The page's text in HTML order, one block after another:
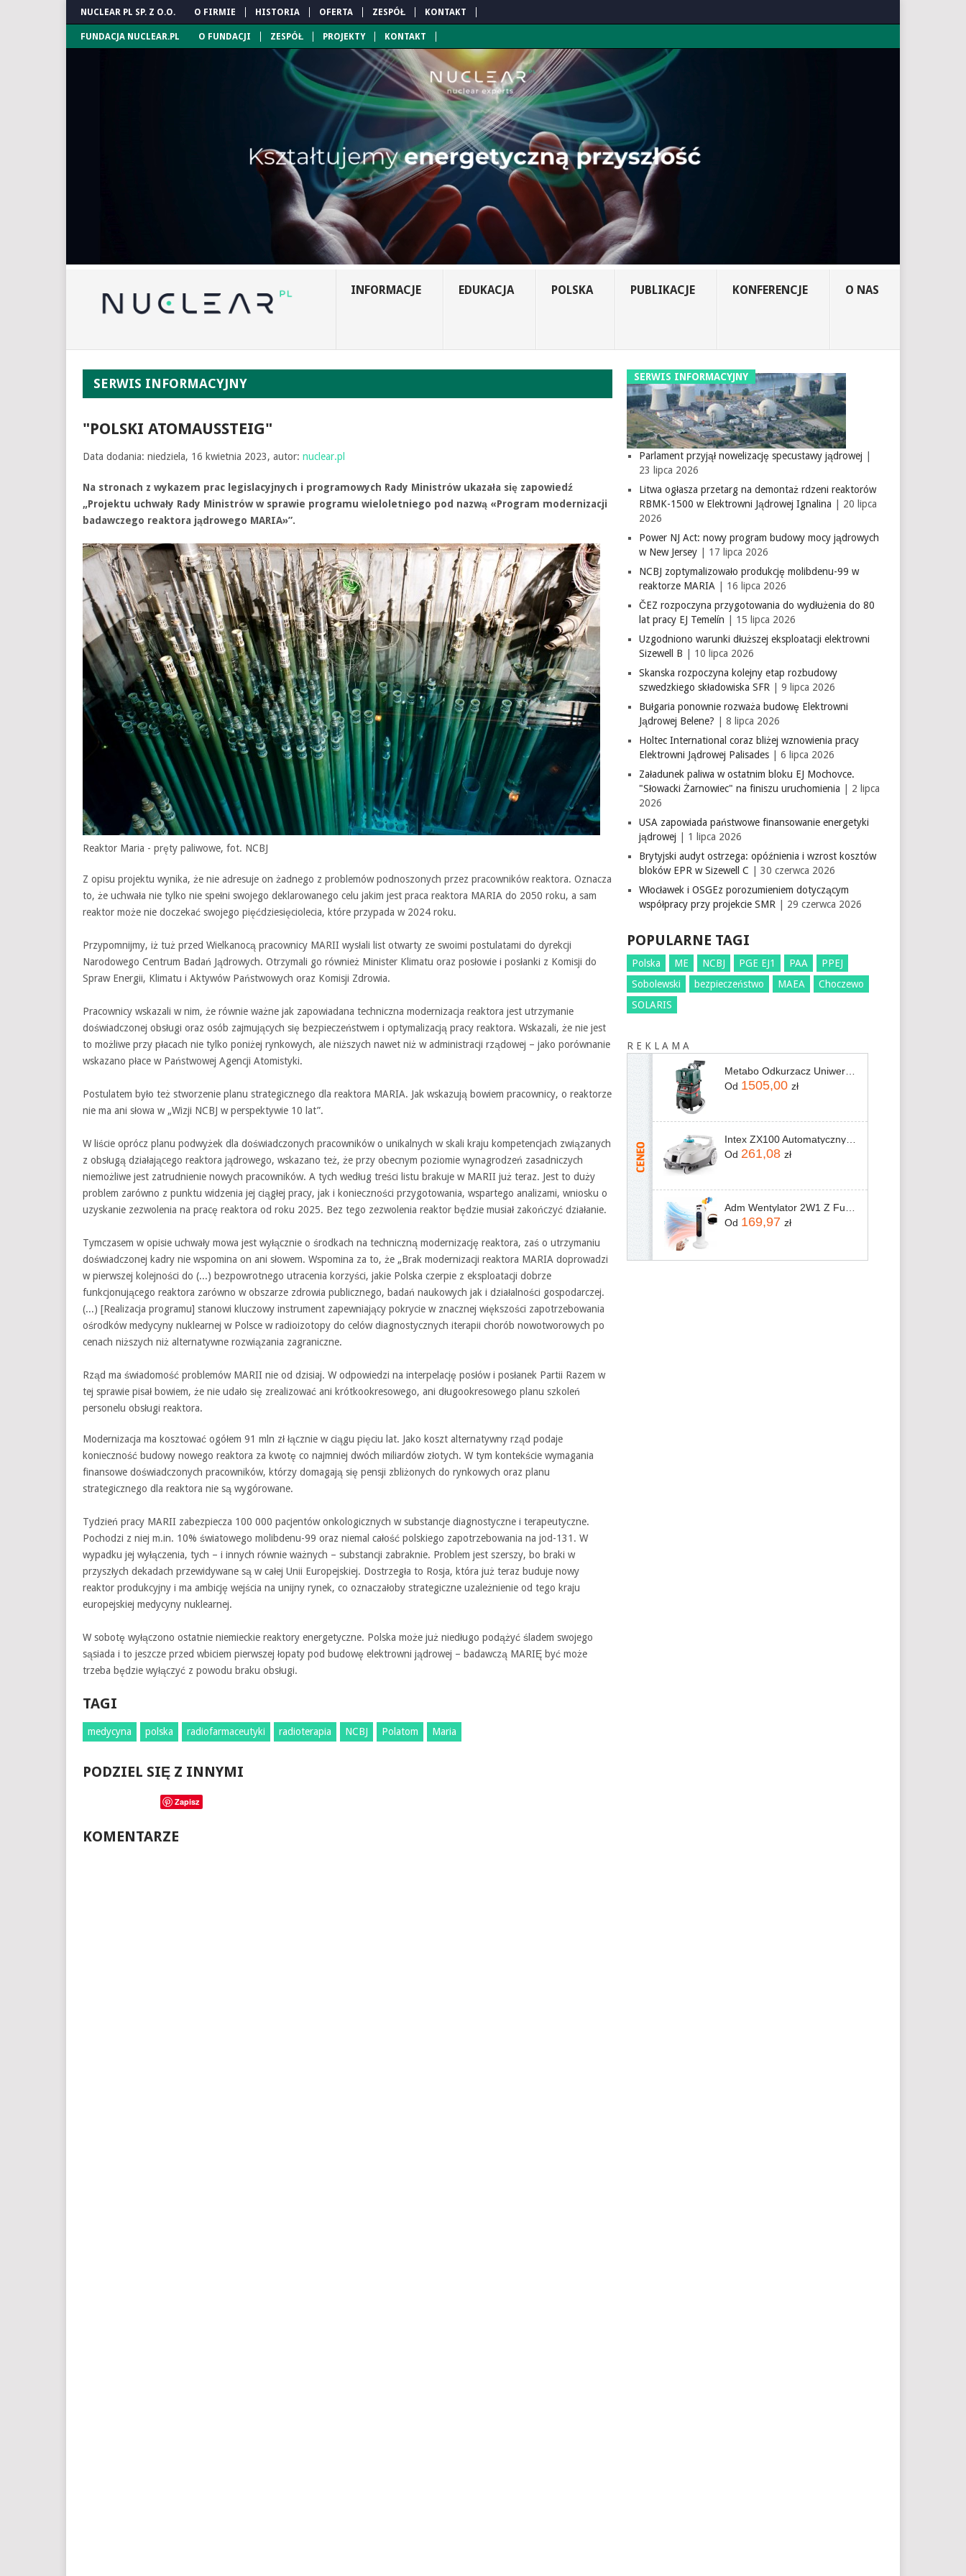
NUCLEAR PL SP. Z O.O. O FIRMIE HISTORIA OFERTA ZESPÓŁ KONTAKT
FUNDACJA NUCLEAR.PL O FUNDACJI ZESPÓŁ PROJEKTY KONTAKT
INFORMACJE EDUKACJA POLSKA PUBLIKACJE KONFERENCJE O NAS
SERWIS INFORMACYJNY
"POLSKI ATOMAUSSTEIG"
Data dodania: niedziela, 16 kwietnia 2023, autor:nuclear.pl
Na stronach z wykazem prac legislacyjnych i programowych Rady Ministrów ukazała się zapowiedź
„Projektu uchwały Rady Ministrów w sprawie programu wieloletniego pod nazwą «Program modernizacji
badawczego reaktora jądrowego MARIA»”.
Reaktor Maria - pręty paliwowe, fot. NCBJ
Z opisu projektu wynika, że nie adresuje on żadnego z problemów podnoszonych przez pracowników reaktora. Oznacza
to, że uchwała nie tylko nie spełni swojego deklarowanego celu jakim jest praca reaktora MARIA do 2050 roku, a sam
reaktor może nie doczekać swojego pięćdziesięciolecia, które przypada w 2024 roku.
Przypomnijmy, iż tuż przed Wielkanocą pracownicy MARII wysłali list otwarty ze swoimi postulatami do dyrekcji
Narodowego Centrum Badań Jądrowych. Otrzymali go również Minister Klimatu oraz posłowie i posłanki z Komisji do
Spraw Energii, Klimatu i Aktywów Państwowych oraz Komisji Zdrowia.
Pracownicy wskazali w nim, że równie ważne jak zapowiadana techniczna modernizacja reaktora jest utrzymanie
doświadczonej obsługi oraz osób zajmujących się bezpieczeństwem i optymalizacją pracy reaktora. Wskazali, że nie jest
to możliwe przy płacach nie tylko poniżej rynkowych, ale niższych nawet niż w administracji rządowej – jako porównanie
wskazano płace w Państwowej Agencji Atomistyki.
Postulatem było też stworzenie planu strategicznego dla reaktora MARIA. Jak wskazują bowiem pracownicy, o reaktorze
nie ma ani słowa w „Wizji NCBJ w perspektywie 10 lat”.
W liście oprócz planu podwyżek dla doświadczonych pracowników o unikalnych w skali kraju kompetencjach związanych
z obsługą działającego reaktora jądrowego, wskazano też, że przy obecnym poziomie wynagrodzeń zasadniczych
niemożliwe jest zatrudnienie nowych pracowników. A tych według treści listu brakuje w MARII już teraz. Jest to duży
problem zarówno z punktu widzenia jej ciągłej pracy, jak i konieczności przygotowania, wspartego analizami, wniosku o
uzyskanie zezwolenia na pracę reaktora od roku 2025. Bez tego zezwolenia reaktor będzie musiał zakończyć działanie.
Tymczasem w opisie uchwały mowa jest wyłącznie o środkach na techniczną modernizację reaktora, zaś o utrzymaniu
doświadczonej kadry nie wspomina on ani słowem. Wspomina za to, że „Brak modernizacji reaktora MARIA doprowadzi
w pierwszej kolejności do (...) bezpowrotnego utracenia korzyści, jakie Polska czerpie z eksploatacji dobrze
funkcjonującego reaktora zarówno w obszarze zdrowia publicznego, badań naukowych jak i działalności gospodarczej.
(...) [Realizacja programu] stanowi kluczowy instrument zapewniający pokrycie w znacznej większości zapotrzebowania
ośrodków medycyny nuklearnej w Polsce w radioizotopy do celów diagnostycznych iterapii chorób nowotworowych po
cenach niższych niż alternatywne rozwiązania zagraniczne.
Rząd ma świadomość problemów MARII nie od dzisiaj. W odpowiedzi na interpelację posłów i posłanek Partii Razem w
tej sprawie pisał bowiem, że nie udało się zrealizować ani krótkookresowego, ani długookresowego planu szkoleń
personelu obsługi reaktora.
Modernizacja ma kosztować ogółem 91 mln zł łącznie w ciągu pięciu lat. Jako koszt alternatywny rząd podaje
konieczność budowy nowego reaktora za kwotę co najmniej dwóch miliardów złotych. W tym kontekście wymagania
finansowe doświadczonych pracowników, którzy domagają się pensji zbliżonych do rynkowych oraz planu
strategicznego dla reaktora nie są wygórowane.
Tydzień pracy MARII zabezpiecza 100 000 pacjentów onkologicznych w substancje diagnostyczne i terapeutyczne.
Pochodzi z niej m.in. 10% światowego molibdenu-99 oraz niemal całość polskiego zapotrzebowania na jod-131. W
wypadku jej wyłączenia, tych – i innych równie ważnych – substancji zabraknie. Problem jest szerszy, bo braki w
przyszłych dekadach przewidywane są w całej Unii Europejskiej. Dostrzegła to Rosja, która już teraz buduje nowy
reaktor produkcyjny i ma ambicję wejścia na unijny rynek, co oznaczałoby strategiczne uzależnienie od tego kraju
europejskiej medycyny nuklearnej.
W sobotę wyłączono ostatnie niemieckie reaktory energetyczne. Polska może już niedługo podążyć śladem swojego
sąsiada i to jeszcze przed wbiciem pierwszej łopaty pod budowę elektrowni jądrowej – badawczą MARIĘ być może
trzeba będzie wyłączyć z powodu braku obsługi.
TAGI
medycyna polska radiofarmaceutyki radioterapia NCBJ Polatom Maria
PODZIEL SIĘ Z INNYMI
Zapisz
KOMENTARZE
SERWIS INFORMACYJNY
Parlament przyjął nowelizację specustawy jądrowej
23 lipca 2026
Litwa ogłasza przetarg na demontaż rdzeni reaktorów
RBMK-1500 w Elektrowni Jądrowej Ignalina | 20 lipca
2026
Power NJ Act: nowy program budowy mocy jądrowych
w New Jersey | 17 lipca 2026
NCBJ zoptymalizowało produkcję molibdenu-99 w
reaktorze MARIA | 16 lipca 2026
ČEZ rozpoczyna przygotowania do wydłużenia do 80
lat pracy EJ Temelín | 15 lipca 2026
Uzgodniono warunki dłuższej eksploatacji elektrowni
Sizewell B | 10 lipca 2026
Skanska rozpoczyna kolejny etap rozbudowy
szwedzkiego składowiska SFR | 9 lipca 2026
Bułgaria ponownie rozważa budowę Elektrowni
Jądrowej Belene? | 8 lipca 2026
Holtec International coraz bliżej wznowienia pracy
Elektrowni Jądrowej Palisades | 6 lipca 2026
Załadunek paliwa w ostatnim bloku EJ Mochovce.
"Słowacki Żarnowiec" na finiszu uruchomienia | 2 lipca
2026
USA zapowiada państwowe finansowanie energetyki
jądrowej | 1 lipca 2026
Brytyjski audyt ostrzega: opóźnienia i wzrost kosztów
bloków EPR w Sizewell C | 30 czerwca 2026
Włocławek i OSGEz porozumieniem dotyczącym
współpracy przy projekcie SMR | 29 czerwca 2026
POPULARNE TAGI
Polska ME NCBJ PGE EJ1 PAA
PPEJ
Sobolewski
bezpieczeństwo MAEA
Choczewo
SOLARIS
R E K L A M A
Od 1505,00zł
Od 261,08zł
Od 169,97zł